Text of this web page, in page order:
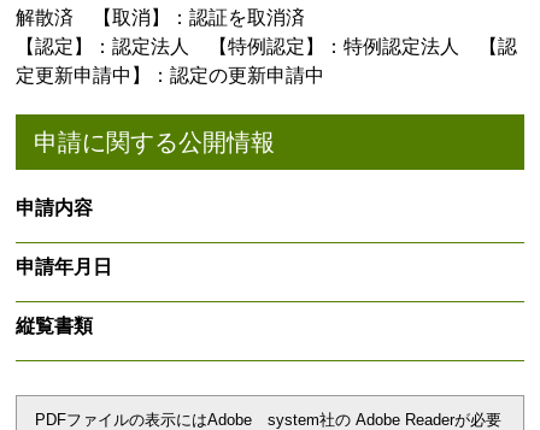
解散済 【取消】：認証を取消済
【認定】：認定法人 【特例認定】：特例認定法人 【認
定更新申請中】：認定の更新申請中
申請に関する公開情報
申請内容
申請年月日
縦覧書類
PDFファイルの表示にはAdobe system社の Adobe Readerが必要